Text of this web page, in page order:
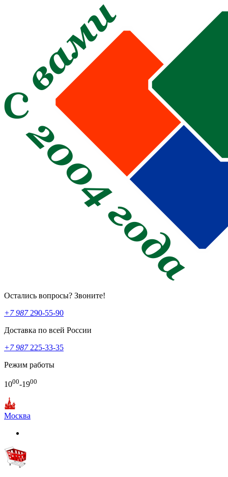
Остались вопросы? Звоните!
+7 987290-55-90
Доставка по всей России
+7 987225-33-35
Режим работы
1000-1900
Москва